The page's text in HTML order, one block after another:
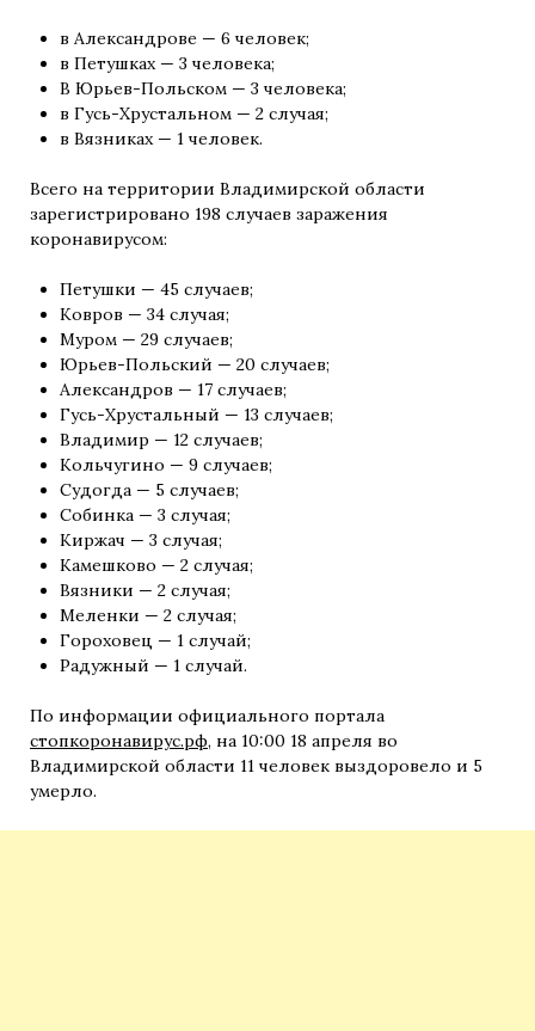
в Александрове — 6 человек;
в Петушках — 3 человека;
В Юрьев-Польском — 3 человека;
в Гусь-Хрустальном — 2 случая;
в Вязниках — 1 человек.
Всего на территории Владимирской области
зарегистрировано 198 случаев заражения
коронавирусом:
Петушки — 45 случаев;
Ковров — 34 случая;
Муром — 29 случаев;
Юрьев-Польский — 20 случаев;
Александров — 17 случаев;
Гусь-Хрустальный — 13 случаев;
Владимир — 12 случаев;
Кольчугино — 9 случаев;
Судогда — 5 случаев;
Собинка — 3 случая;
Киржач — 3 случая;
Камешково — 2 случая;
Вязники — 2 случая;
Меленки — 2 случая;
Гороховец — 1 случай;
Радужный — 1 случай.
По информации официального портала
стопкоронавирус.рф, на 10:00 18 апреля во
Владимирской области 11 человек выздоровело и 5
умерло.